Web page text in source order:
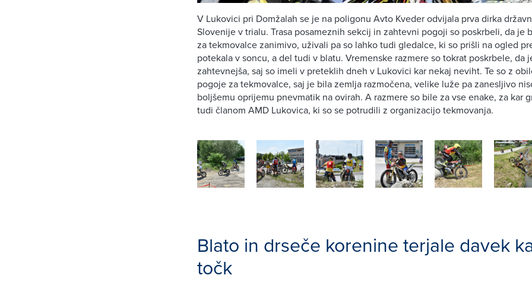
V Lukovici pri Domžalah se je na poligonu Avto Kveder odvijala prva dirka
Slovenije v trialu. Trasa posameznih sekcij in zahtevni pogoji so poskrbeli, da je
za tekmovalce zanimivo, uživali pa so lahko tudi gledalce, ki so prišli na ogled
potekala v soncu, a del tudi v blatu. Vremenske razmere so tokrat poskrbele, da
zahtevnejša, saj so imeli v preteklih dneh v Lukovici kar nekaj neviht. Te so z
pogoje za tekmovalce, saj je bila zemlja razmočena, velike luže pa zanesljivo
boljšemu oprijemu pnevmatik na ovirah. A razmere so bile za vse enake, za kar
tudi članom AMD Lukovica, ki so se potrudili z organizacijo tekmovanja.
Blato in drseče korenine terjale davek
točk